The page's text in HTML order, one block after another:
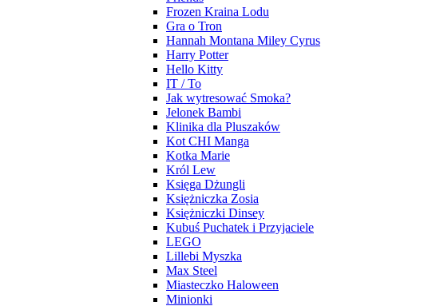
Frozen Kraina Lodu
Gra o Tron
Hannah Montana Miley Cyrus
Harry Potter
Hello Kitty
IT / To
Jak wytresować Smoka?
Jelonek Bambi
Klinika dla Pluszaków
Kot CHI Manga
Kotka Marie
Król Lew
Księga Dżungli
Księżniczka Zosia
Księżniczki Dinsey
Kubuś Puchatek i Przyjaciele
LEGO
Lillebi Myszka
Max Steel
Miasteczko Haloween
Minionki